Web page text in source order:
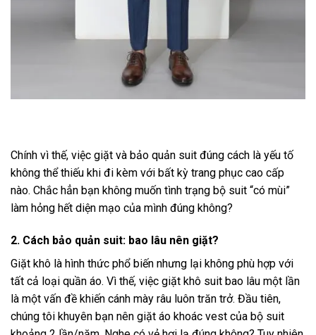
Chính vì thế, việc giặt và bảo quản suit đúng cách là yếu tố
không thể thiếu khi đi kèm với bất kỳ trang phục cao cấp
nào. Chắc hẳn bạn không muốn tình trạng bộ suit “có mùi”
làm hỏng hết diện mạo của mình đúng không?
2. Cách bảo quản suit: bao lâu nên giặt?
Giặt khô là hình thức phổ biến nhưng lại không phù hợp với
tất cả loại quần áo. Vì thế, việc giặt khô suit bao lâu một lần
là một vấn đề khiến cánh mày râu luôn trăn trở. Đầu tiên,
chúng tôi khuyên bạn nên giặt áo khoác vest của bộ suit